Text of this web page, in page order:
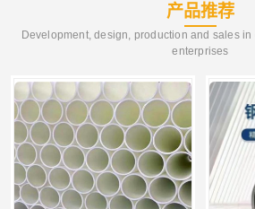
产品推荐
Development, design, production and sales
enterprises